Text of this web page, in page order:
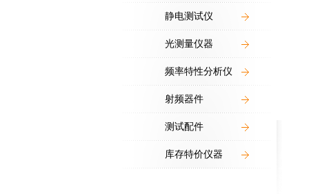
静电测试仪
光测量仪器
频率特性分析仪
射频器件
测试配件
库存特价仪器